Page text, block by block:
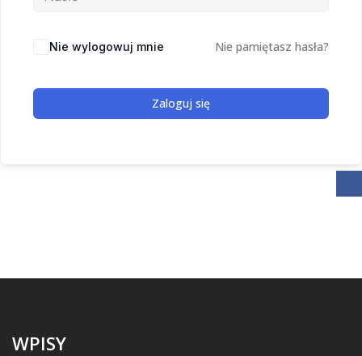
Nie wylogowuj mnie Nie pamiętasz hasła?
Zaloguj się
WPISY